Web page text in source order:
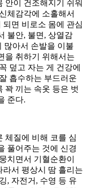
안이 건조해지기 쉬워
체감각에 소홀해서
면 비로소 몸에 관심
불안, 불면, 상열감
많아서 손발을 이불
을 취하기 위해서는
덮고 자는 게 건강에
흡수하는 부드러운
꽉 끼는 속옷 등은 벗
준다.
체질에 비해 코를 심
풀어주는 것에 신경
치면서 기혈순환이
라서 평상시 땀 흘리는
, 자전거, 수영 등 유